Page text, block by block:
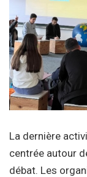
La dernière
centrée autour
débat. Les